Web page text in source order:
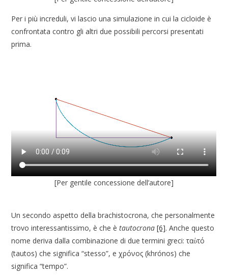
Per i più increduli, vi lascio una simulazione in cui la cicloide è
confrontata contro gli altri due possibili percorsi presentati
prima.
[Per gentile concessione dell’autore]
Un secondo aspetto della brachistocrona, che personalmente
trovo interessantissimo, è che ètautocrona[6]. Anche questo
nome deriva dalla combinazione di due termini greci: ταὐτό
(tautos) che significa “stesso”, e χρόνος (khrónos) che
significa “tempo”.